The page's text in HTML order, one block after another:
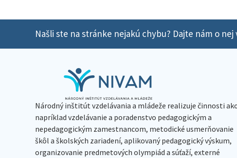
Našli ste na stránke nejakú chybu? Dajte nám o nej
Národný inštitút vzdelávania a mládeže realizuje činnosti
napríklad vzdelávanie a poradenstvo pedagogickým a
nepedagogickým zamestnancom, metodické usmerňovanie
škôl a školských zariadení, aplikovaný pedagogický výskum,
organizovanie predmetových olympiád a súťaží, externé